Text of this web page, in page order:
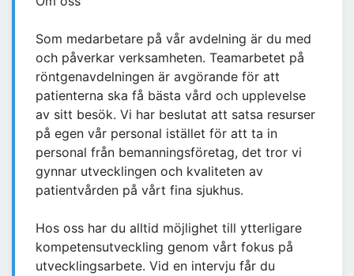
Som medarbetare på vår avdelning är du med
och påverkar verksamheten. Teamarbetet på
röntgenavdelningen är avgörande för att
patienterna ska få bästa vård och upplevelse
av sitt besök. Vi har beslutat att satsa resurser
på egen vår personal istället för att ta in
personal från bemanningsföretag, det tror vi
gynnar utvecklingen och kvaliteten av
patientvården på vårt fina sjukhus.
Hos oss har du alltid möjlighet till ytterligare
kompetensutveckling genom vårt fokus på
utvecklingsarbete. Vid en intervju får du